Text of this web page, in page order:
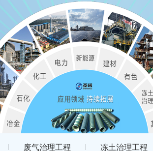
废气治理工程 冻土治理工程